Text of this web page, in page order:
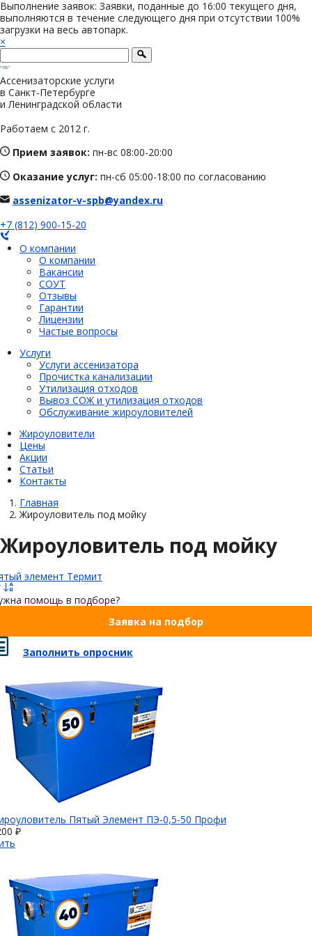
Выполнение заявок: Заявки, поданные до 16:00 текущего дня,
выполняются в течение следующего дня при отсутствии 100%
загрузки на весь автопарк.
×
Ассенизаторские услуги
в Санкт-Петербурге
и Ленинградской области
Работаем с 2012 г.
Прием заявок: пн-вс 08:00-20:00
Оказание услуг: пн-сб 05:00-18:00 по согласованию
assenizator-v-spb@yandex.ru
+7 (812) 900-15-20
О компании
О компании
Вакансии
СОУТ
Отзывы
Гарантии
Лицензии
Частые вопросы
Услуги
Услуги ассенизатора
Прочистка канализации
Утилизация отходов
Вывоз СОЖ и утилизация отходов
Обслуживание жироуловителей
Жироуловители
Цены
Акции
Статьи
Контакты
Главная
Жироуловитель под мойку
Жироуловитель под мойку
элемент Термит
помощь в подборе?
Заявка на подбор
Заполнить опросник
Пятый Элемент ПЭ-0,5-50 Профи
₽